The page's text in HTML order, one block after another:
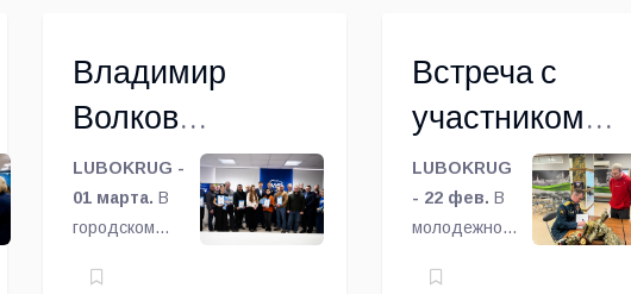
Владимир
Волков
наградил в
Люберцах тех,
LUBOKRUG -
01 марта. В
городском
Люберцы на
Встреча с
участником
специальной
военной
операции
LUBOKRUG
- 22 фев. В
молодежном
«Лидер» для